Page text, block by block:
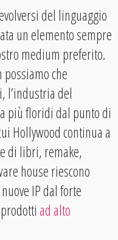
del linguaggio
un elemento sempre
medium preferito.
che
l’industria del
più floridi dal punto di
Hollywood continua a
di libri, remake,
house riescono
IP dal forte
ad alto